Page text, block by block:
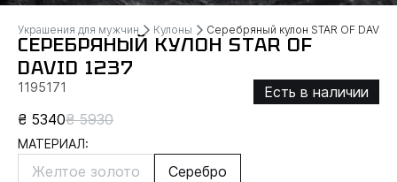
Украшения для мужчин Кулоны Серебряный кулон STAR OF DAVID
СЕРЕБРЯНЫЙ КУЛОН STAR OF
DAVID 1237
1195171
Есть в наличии
₴ 5340₴ 5930
МАТЕРИАЛ:
Желтое золото Серебро